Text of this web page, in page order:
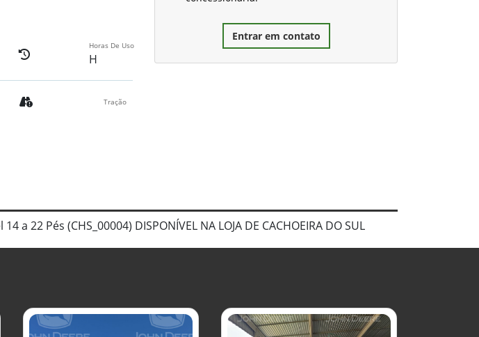
Entrar em contato
Horas De Uso
H
Tração
22 Pés (CHS_00004) DISPONÍVEL NA LOJA DE CACHOEIRA DO SUL